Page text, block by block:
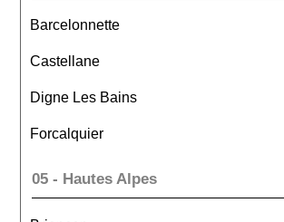
Barcelonnette
Castellane
Digne Les Bains
Forcalquier
05 - Hautes Alpes